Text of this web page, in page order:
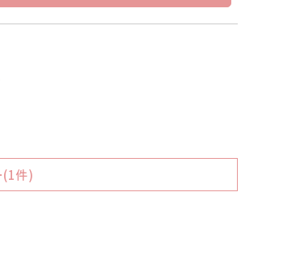
(1件)